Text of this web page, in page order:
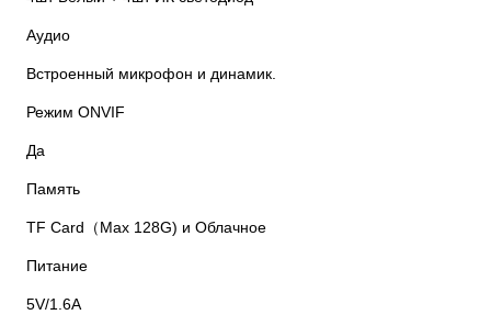
Аудио
Встроенный микрофон и динамик.
Режим ONVIF
Да
Память
TF Card（Max 128G) и Облачное
Питание
5V/1.6A